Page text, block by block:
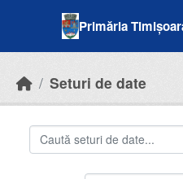
Primăria
Seturi de date